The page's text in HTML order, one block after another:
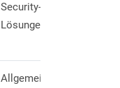
Security-
Lösungen
Allgemeine KMU-